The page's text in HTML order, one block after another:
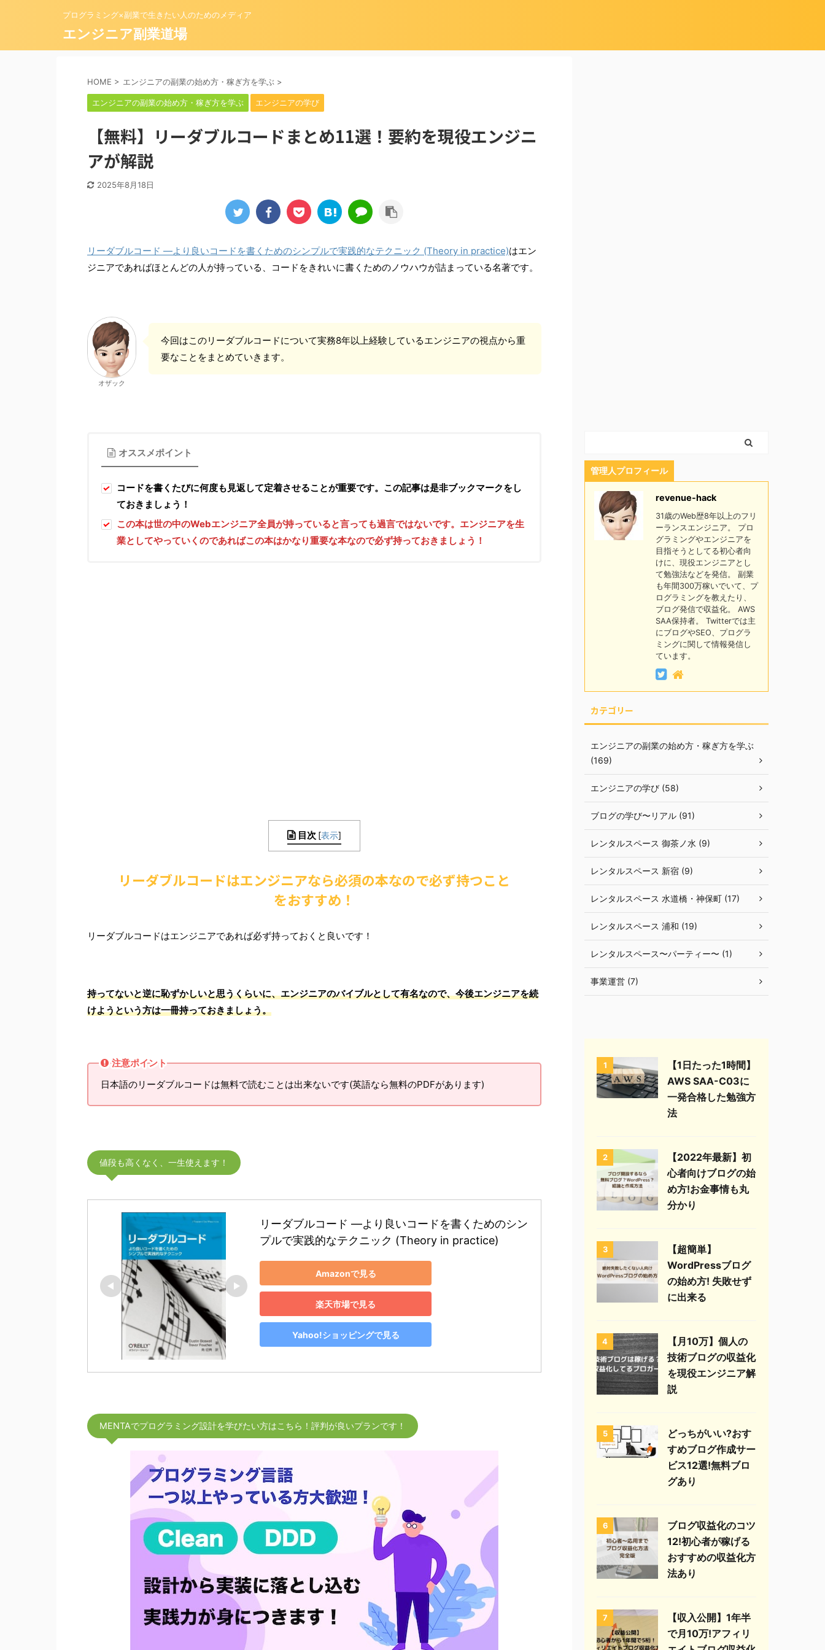
プログラミング×副業で生きたい人のためのメディア
エンジニア副業道場
HOME > エンジニアの副業の始め方・稼ぎ方を学ぶ >
エンジニアの副業の始め方・稼ぎ方を学ぶ エンジニアの学び
【無料】リーダブルコードまとめ11選！要約を現役エンジニ
アが解説
2025年8月18日
リーダブルコード ―より良いコードを書くためのシンプルで実践的なテクニック (Theory in practice)はエン
ジニアであればほとんどの人が持っている、コードをきれいに書くためのノウハウが詰まっている名著です。
オザック
今回はこのリーダブルコードについて実務8年以上経験しているエンジニアの視点から重
要なことをまとめていきます。
オススメポイント
コードを書くたびに何度も見返して定着させることが重要です。この記事は是非ブックマークをし
ておきましょう！
この本は世の中のWebエンジニア全員が持っていると言っても過言ではないです。エンジニアを生
業としてやっていくのであればこの本はかなり重要な本なので必ず持っておきましょう！
目次 [表示]
リーダブルコードはエンジニアなら必須の本なので必ず持つこと
をおすすめ！
リーダブルコードはエンジニアであれば必ず持っておくと良いです！
持ってないと逆に恥ずかしいと思うくらいに、エンジニアのバイブルとして有名なので、今後エンジニアを続
けようという方は一冊持っておきましょう。
注意ポイント
日本語のリーダブルコードは無料で読むことは出来ないです(英語なら無料のPDFがあります)
値段も高くなく、一生使えます！
リーダブルコード ―より良いコードを書くためのシン
プルで実践的なテクニック (Theory in practice)
Amazonで見る
楽天市場で見る
Yahoo!ショッピングで見る
MENTAでプログラミング設計を学びたい方はこちら！評判が良いプランです！
管理人プロフィール
revenue-hack
31歳のWeb歴8年以上のフリ
ーランスエンジニア。 プロ
グラミングやエンジニアを
目指そうとしてる初心者向
けに、現役エンジニアとし
て勉強法などを発信。 副業
も年間300万稼いでいて、プ
ログラミングを教えたり、
ブログ発信で収益化。 AWS
SAA保持者。 Twitterでは主
にブログやSEO、プログラ
ミングに関して情報発信し
ています。
カテゴリー
エンジニアの副業の始め方・稼ぎ方を学ぶ
(169)
エンジニアの学び (58)
ブログの学び〜リアル (91)
レンタルスペース 御茶ノ水 (9)
レンタルスペース 新宿 (9)
レンタルスペース 水道橋・神保町 (17)
レンタルスペース 浦和 (19)
レンタルスペース〜パーティー〜 (1)
事業運営 (7)
1
【1日たった1時間】
AWS SAA-C03に
一発合格した勉強方
法
2
【2022年最新】初
心者向けブログの始
め方!お金事情も丸
分かり
3
【超簡単】
WordPressブログ
の始め方! 失敗せず
に出来る
4
【月10万】個人の
技術ブログの収益化
を現役エンジニア解
説
5
どっちがいい?おす
すめブログ作成サー
ビス12選!無料ブロ
グあり
6
ブログ収益化のコツ
12!初心者が稼げる
おすすめの収益化方
法あり
7
【収入公開】1年半
で月10万!アフィリ